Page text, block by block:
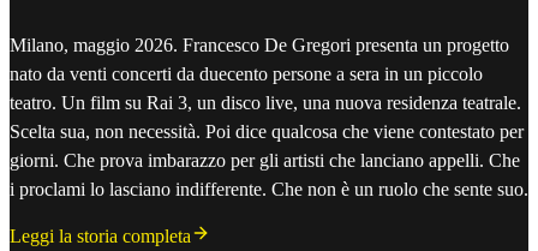
Milano, maggio 2026. Francesco De Gregori presenta un progetto
nato da venti concerti da duecento persone a sera in un piccolo
teatro. Un film su Rai 3, un disco live, una nuova residenza teatrale.
Scelta sua, non necessità. Poi dice qualcosa che viene contestato per
giorni. Che prova imbarazzo per gli artisti che lanciano appelli. Che
i proclami lo lasciano indifferente. Che non è un ruolo che sente suo.
Leggi la storia completa